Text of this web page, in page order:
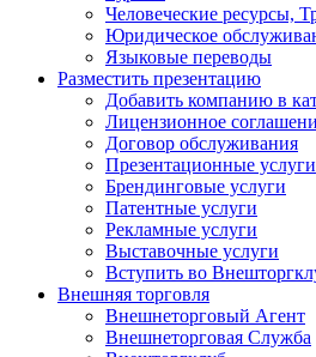
Человеческие ресурсы,
Юридическое
Языковые переводы
Разместить презентацию
Добавить компанию в
Лицензионное
Договор обслуживания
Презентационные услуги
Брендинговые услуги
Патентные услуги
Рекламные услуги
Выставочные услуги
Вступить во
Внешняя торговля
Внешнеторговый Агент
Внешнеторговая Служба